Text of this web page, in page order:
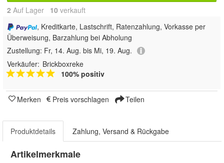
2 Auf Lager 10 verkauft
, Kreditkarte, Lastschrift, Ratenzahlung, Vorkasse per
Überweisung, Barzahlung bei Abholung
Zustellung: Fr, 14. Aug. bis Mi, 19. Aug.
Verkäufer: Brickboxreke
100% positiv
Merken Preis vorschlagen Teilen
Produktdetails Zahlung, Versand & Rückgabe
Artikelmerkmale